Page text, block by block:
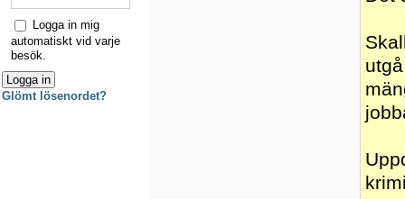
Logga in mig
automatiskt vid varje
besök.
Glömt lösenordet?